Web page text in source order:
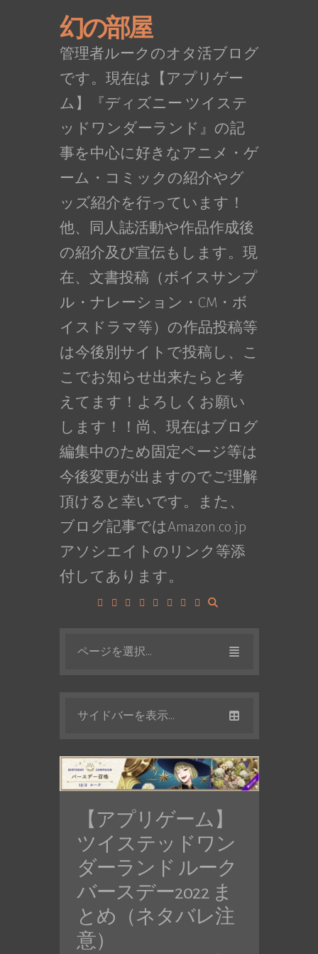
幻の部屋
管理者ルークのオタ活ブログ
です。現在は【アプリゲー
ム】『ディズニー ツイステ
ッドワンダーランド』の記
事を中心に好きなアニメ・ゲ
ーム・コミックの紹介やグ
ッズ紹介を行っています！
他、同人誌活動や作品作成後
の紹介及び宣伝もします。現
在、文書投稿（ボイスサンプ
ル・ナレーション・CM・ボ
イスドラマ等）の作品投稿等
は今後別サイトで投稿し、こ
こでお知らせ出来たらと考
えてます！よろしくお願い
します！！尚、現在はブログ
編集中のため固定ページ等は
今後変更が出ますのでご理解
頂けると幸いです。また、
ブログ記事ではAmazon.co.jp
アソシエイトのリンク等添
付してあります。
ページを選択...
サイドバーを表示...
【アプリゲーム】
ツイステッドワン
ダーランド ルーク
バースデー2022 ま
とめ（ネタバレ注
意）